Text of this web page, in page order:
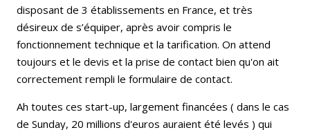
disposant de 3 établissements en France, et très
désireux de s’équiper, après avoir compris le
fonctionnement technique et la tarification. On attend
toujours et le devis et la prise de contact bien qu'on ait
correctement rempli le formulaire de contact.
Ah toutes ces start-up, largement financées ( dans le cas
de Sunday, 20 millions d'euros auraient été levés ) qui